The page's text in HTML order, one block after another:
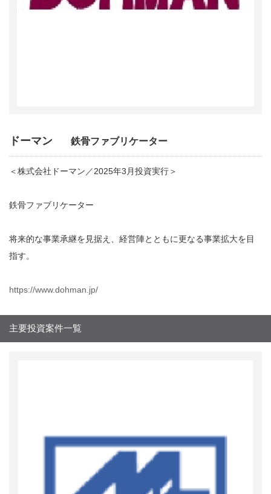
ドーマン 鉄骨ファブリケーター
＜株式会社ドーマン／2025年3月投資実行＞
鉄骨ファブリケーター
将来的な事業承継を見据え、経営陣とともに更なる事業拡大を目
指す。
https://www.dohman.jp/
主要投資案件一覧